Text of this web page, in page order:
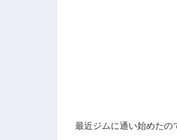
最近ジムに通い始めたの